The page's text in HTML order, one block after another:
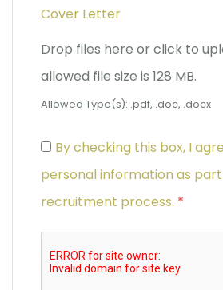
Cover Letter
Drop files here or click to
allowed file size is 128 MB.
Allowed Type(s): .pdf, .doc, .docx
By checking this box, I
personal information as
recruitment process. *